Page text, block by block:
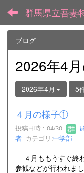
群馬県立吾妻
ブログ
2026年4
2026年4月 5
４月の様子①
投稿日時 : 04/30
者 カテゴリ:中学部
４月ももうすぐ終
参観などが行われまし